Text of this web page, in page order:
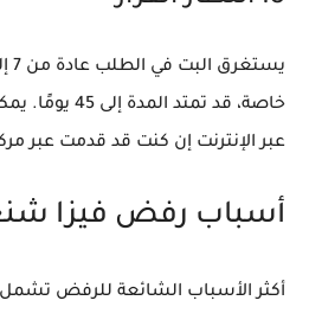
يستغرق البت في الطلب عادة من 7 إلى 21 يوم عمل
خاصة، قد تمتد
عبر الإنترنت إن كنت قد قدمت عبر
أسباب رفض فيزا
أكثر الأسباب الشائعة للرفض